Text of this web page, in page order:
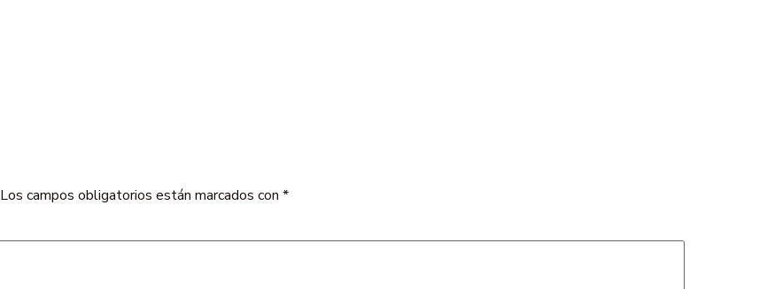
Los campos obligatorios están marcados con *